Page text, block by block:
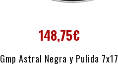
148,75€
Gmp Astral Negra y Pulida 7x17
AÑADIR AL CARRITO